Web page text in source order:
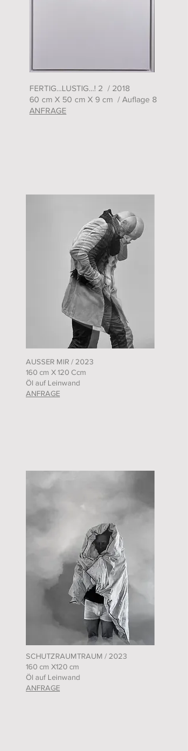
FERTIG...LUSTIG...! 2 / 2018
60 cm X 50 cm X 9 cm / Auflage 8
ANFRAGE
AUSSER MIR / 2023
160 cm X 120 Ccm
Öl auf Leinwand
ANFRAGE
SCHUTZRAUMTRAUM / 2023
160 cm X120 cm
Öl auf Leinwand
ANFRAGE